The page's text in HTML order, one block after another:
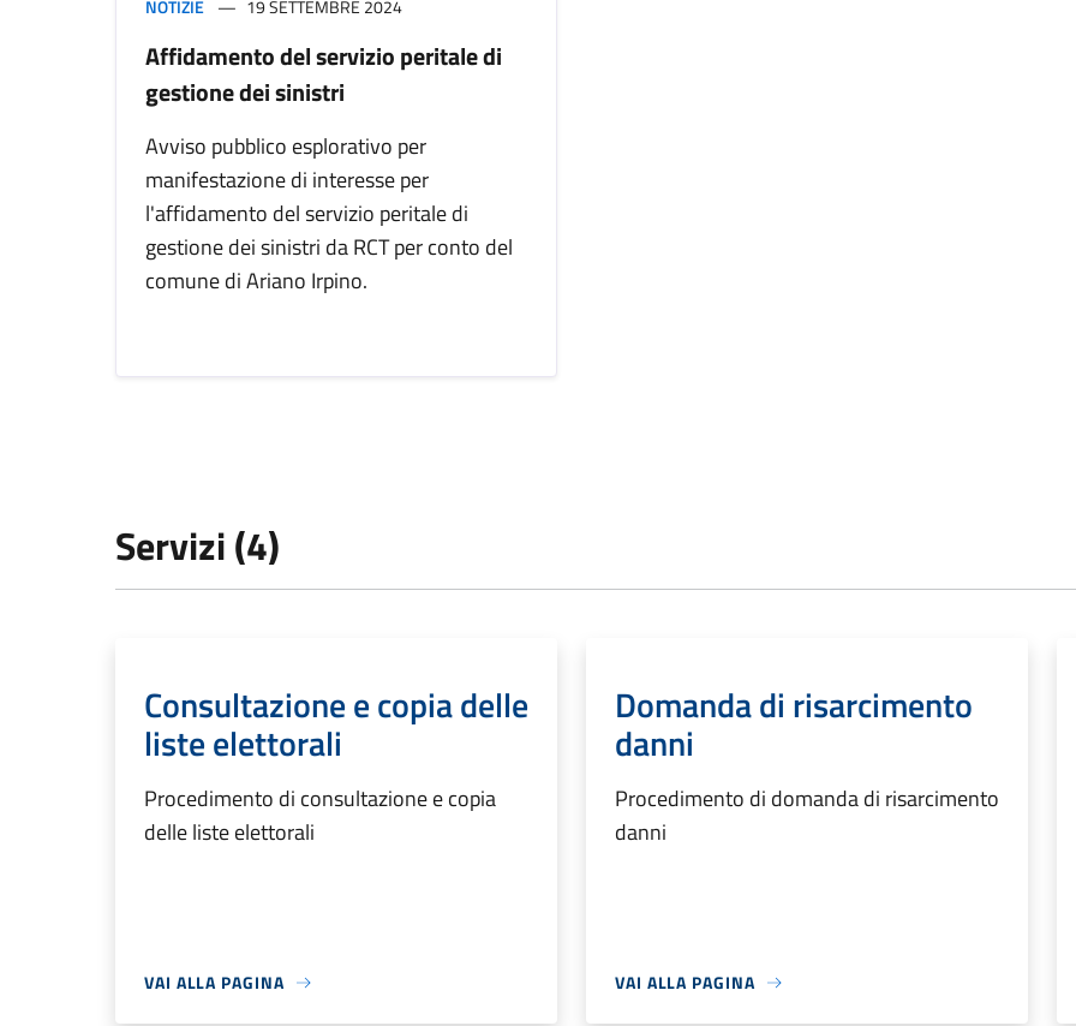
NOTIZIE 19 SETTEMBRE 2024
Affidamento del servizio peritale di
gestione dei sinistri
Avviso pubblico esplorativo per
manifestazione di interesse per
l'affidamento del servizio peritale di
gestione dei sinistri da RCT per conto del
comune di Ariano Irpino.
Servizi (4)
Consultazione e copia delle
liste elettorali
Procedimento di consultazione e copia
delle liste elettorali
VAI ALLA PAGINA
Domanda di risarcimento
danni
Procedimento di domanda di risarcimento
danni
VAI ALLA PAGINA